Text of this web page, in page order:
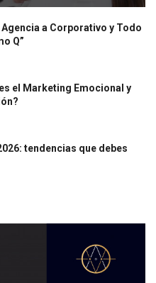
a Corporativo y Todo
Q”
el Marketing Emocional y
tendencias que debes